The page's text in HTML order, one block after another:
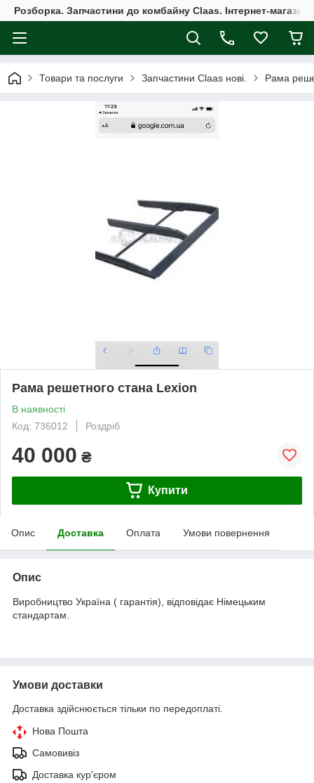
Розборка. Запчастини до комбайну Claas. Інтернет-
Товари та послуги Запчастини Claas нові. Рама
Рама решетного стана Lexion
В наявності
Код: 736012
Роздріб
40 000 ₴
Купити
Опис Доставка Оплата Умови повернення
Опис
Виробництво Україна ( гарантія), відповідає Німецьким
стандартам.
Умови доставки
Доставка здійснюється тільки по передоплаті.
Нова Пошта
Самовивіз
Доставка кур'єром